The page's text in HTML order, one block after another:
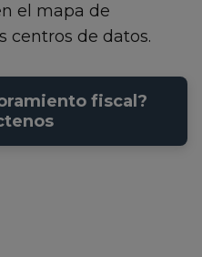
el mapa de
centros de datos.
fiscal?